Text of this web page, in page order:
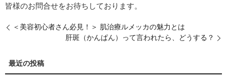
皆様のお問合せをお待ちしております。
＜美容初心者さん必見！＞ 肌治療ルメッカの魅力とは
肝斑（かんぱん）って言われたら、どうする？